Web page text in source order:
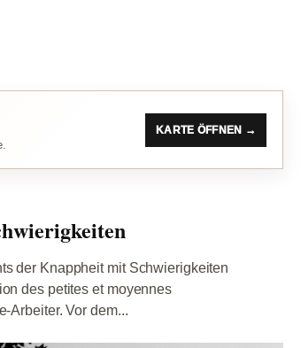
KARTE ÖFFNEN →
der Knappheit mit Schwierigkeiten
des petites et moyennes
Arbeiter. Vor dem...